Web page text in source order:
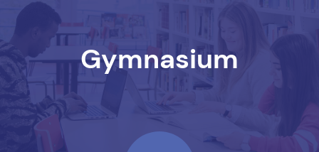
Gymnasium